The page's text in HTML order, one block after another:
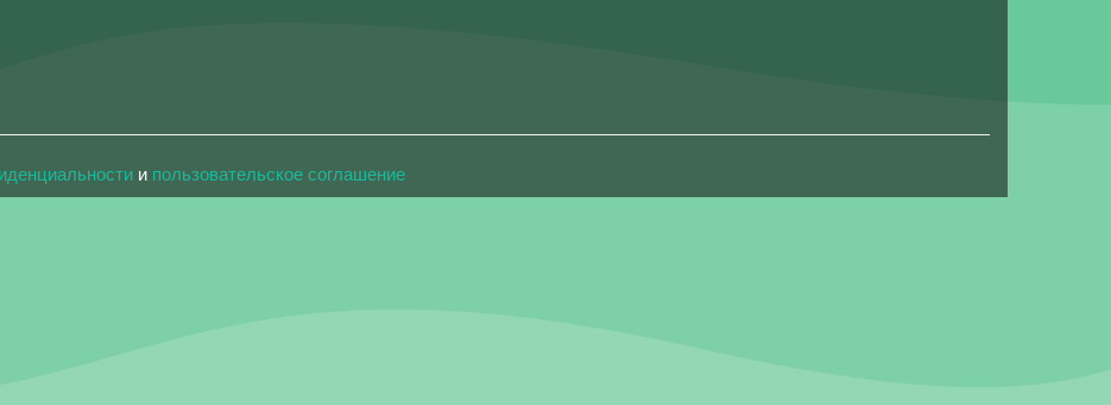
и пользовательское соглашение